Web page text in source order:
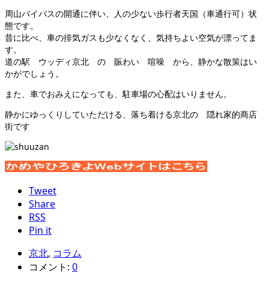
周山バイパスの開通に伴い、人の少ない歩行者天国（車通行可）状
態です。
昔に比べ、車の排気ガスも少なくなく、気持ちよい空気が漂ってま
す。
道の駅 ウッディ京北 の 賑わい 喧噪 から、静かな散策はい
かがでしょう。
また、車でおみえになっても、駐車場の心配はいりません。
静かにゆっくりしていただける、落ち着ける京北の 隠れ家的商店
街です
Tweet
Share
RSS
Pin it
京北, コラム
コメント: 0